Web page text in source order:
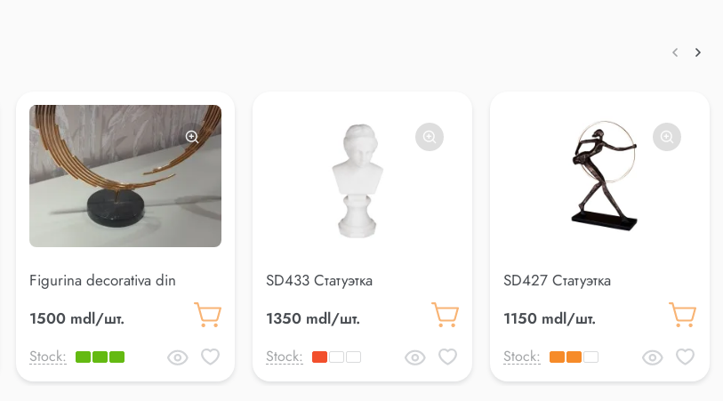
Figurina decorativa din
(AK.KKD0014)
1500 mdl/шт.
Stock:
SD433 Статуэтка
1350 mdl/шт.
Stock:
SD427 Статуэтка
1150 mdl/шт.
Stock: